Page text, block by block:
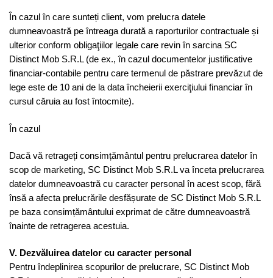
În cazul în care sunteți client, vom prelucra datele
dumneavoastră pe întreaga durată a raporturilor contractuale și
ulterior conform obligaţiilor legale care revin în sarcina SC
Distinct Mob S.R.L (de ex., în cazul documentelor justificative
financiar-contabile pentru care termenul de păstrare prevăzut de
lege este de 10 ani de la data încheierii exerciţiului financiar în
cursul căruia au fost întocmite).
În cazul
Dacă vă retrageți consimțământul pentru prelucrarea datelor în
scop de marketing, SC Distinct Mob S.R.L va înceta prelucrarea
datelor dumneavoastră cu caracter personal în acest scop, fără
însă a afecta prelucrările desfășurate de SC Distinct Mob S.R.L
pe baza consimțământului exprimat de către dumneavoastră
înainte de retragerea acestuia.
V. Dezvăluirea datelor cu caracter personal
Pentru îndeplinirea scopurilor de prelucrare, SC Distinct Mob